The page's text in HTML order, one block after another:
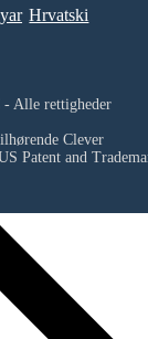
Hrvatski
Alle rettigheder
Clever
Patent and